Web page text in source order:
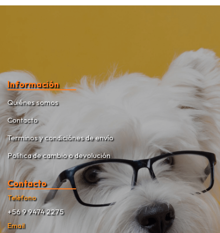
Información
Quiénes somos
Contacto
Terminos y condiciónes de envío
Política de cambio o devolución
Contacto
Teléfono
+56 9 9474 2275
Email